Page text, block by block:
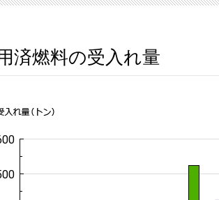
済燃料の受入れ量